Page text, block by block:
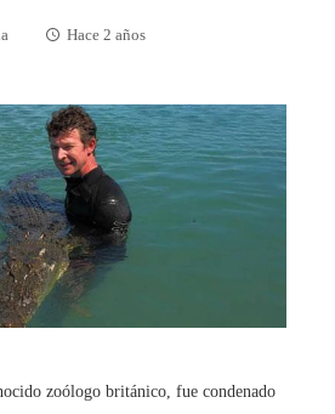
Hace 2 años
zoólogo británico, fue condenado